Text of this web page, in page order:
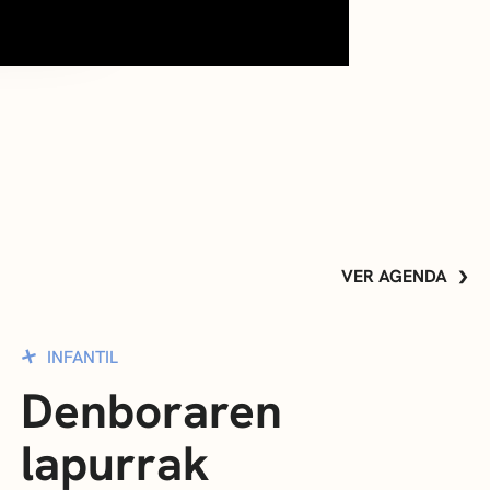
VER AGENDA
INFANTIL
Denboraren
lapurrak